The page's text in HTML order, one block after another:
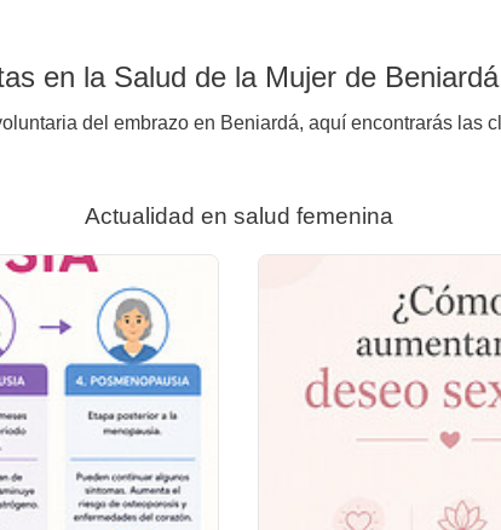
en la Salud de la Mujer de Beniardá
del embrazo en Beniardá, aquí encontrarás las
Actualidad en salud femenina